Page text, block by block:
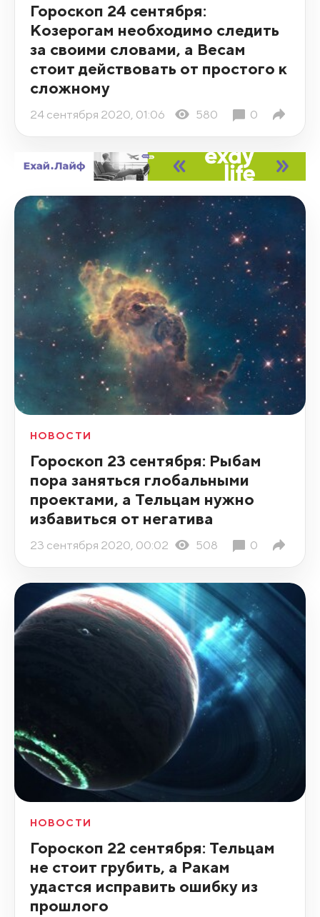
Гороскоп 24 сентября:
Козерогам необходимо следить
за своими словами, а Весам
стоит действовать от простого к
сложному
24 сентября 2020, 01:06 580 0
НОВОСТИ
Гороскоп 23 сентября: Рыбам
пора заняться глобальными
проектами, а Тельцам нужно
избавиться от негатива
23 сентября 2020, 00:02 508 0
НОВОСТИ
Гороскоп 22 сентября: Тельцам
не стоит грубить, а Ракам
удастся исправить ошибку из
прошлого